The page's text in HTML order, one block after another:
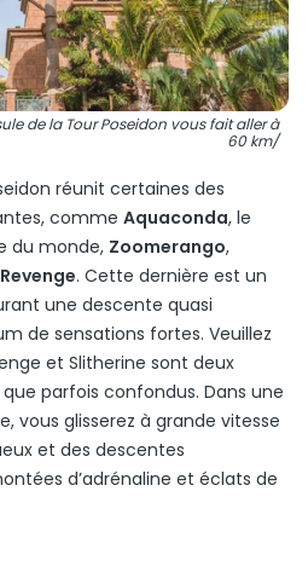
de la Tour Poseidon vous fait aller à
60 km/
réunit certaines des
comme Aquaconda, le
du monde, Zoomerango,
. Cette dernière est un
une descente quasi
de sensations fortes. Veuillez
et Slitherine sont deux
parfois confondus. Dans une
vous glisserez à grande vitesse
et des descentes
d’adrénaline et éclats de